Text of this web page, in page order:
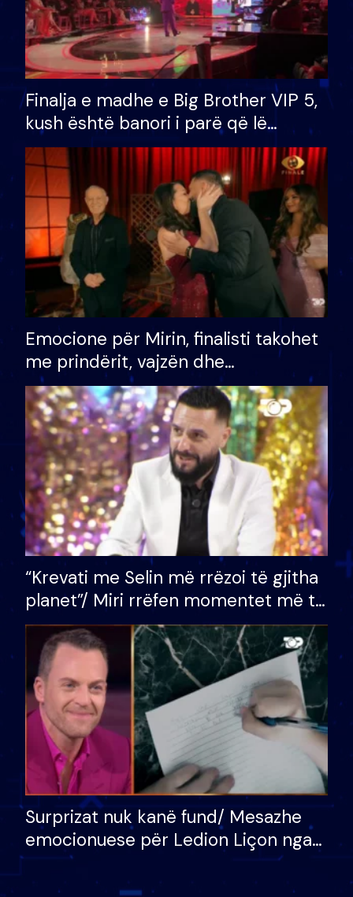
Finalja e madhe e Big Brother VIP 5,
kush është banori i parë që lë
shtëpinë dhe humb mundësinë për
të fituar çmimin e madh
Emocione për Mirin, finalisti takohet
me prindërit, vajzën dhe
bashkëshorten: S’kemi ndonjë letër
divorci apo jo?
“Krevati me Selin më rrëzoi të gjitha
planet”/ Miri rrëfen momentet më të
bukura në shtëpinë e BB VIP: Do më
mungojë zilja e mëngjesit kur…
Surprizat nuk kanë fund/ Mesazhe
emocionuese për Ledion Liçon nga
nëna dhe fëmijët e tij, moderatori
nuk i mban dot lotët: Nuk meritoj…